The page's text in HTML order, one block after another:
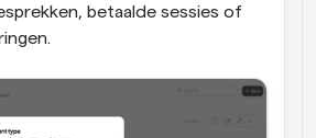
betaalde sessies of